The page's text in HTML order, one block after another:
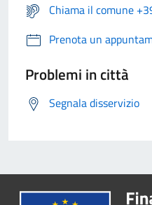
Chiama il comune
Prenota un
Problemi in città
Segnala disservizio